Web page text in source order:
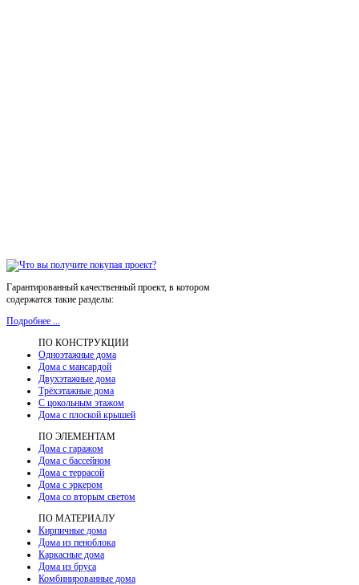
Гарантированный качественный проект, в котором
содержатся такие разделы:
Подробнее ...
ПО КОНСТРУКЦИИ
Одноэтажные дома
Дома с мансардой
Двухэтажные дома
Трёхэтажные дома
С цокольным этажом
Дома с плоской крышей
ПО ЭЛЕМЕНТАМ
Дома с гаражом
Дома с бассейном
Дома с террасой
Дома с эркером
Дома со вторым светом
ПО МАТЕРИАЛУ
Кирпичные дома
Дома из пеноблока
Каркасные дома
Дома из бруса
Комбинированные дома